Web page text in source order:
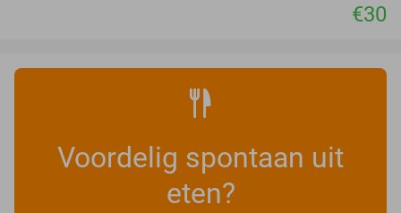
€30
Voordelig spontaan uit
eten?